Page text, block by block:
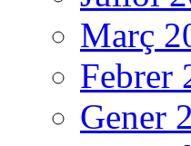
Març
Febrer
Gener